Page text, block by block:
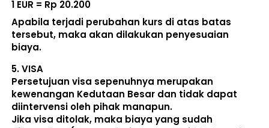
1 EUR = Rp 20.200
Apabila terjadi perubahan kurs di atas batas
tersebut, maka akan dilakukan penyesuaian
biaya.
5. VISA
Persetujuan visa sepenuhnya merupakan
kewenangan Kedutaan Besar dan tidak dapat
diintervensi oleh pihak manapun.
Jika visa ditolak, maka biaya yang sudah